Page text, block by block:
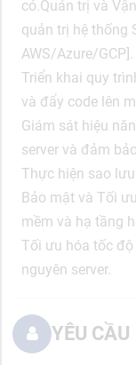
có.Quản trị và
quản trị hệ thống
AWS/Azure/GCP].
Triển khai quy
và đẩy code lên
Giám sát hiệu
server và đảm
Thực hiện sao
Bảo mật và Tối
mềm và hạ tầng
Tối ưu hóa tốc
nguyên server.
YÊU CẦU